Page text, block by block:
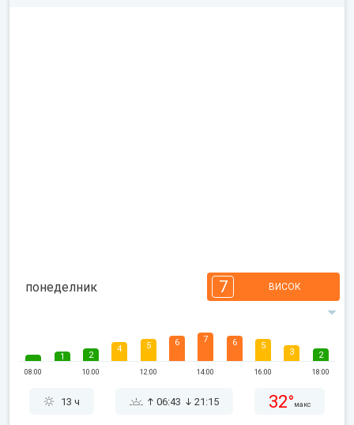
понеделник 7 ВИСОК
08:00
1 2
10:00
4 5
12:00
6 7
14:00
6 5
16:00
3 2
18:00
13 ч 06:43 21:15 32° макс